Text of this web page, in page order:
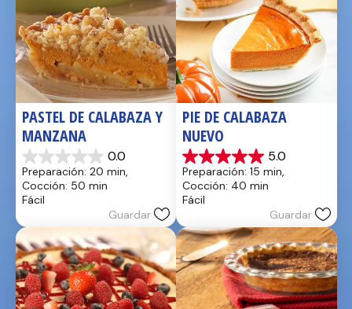
PASTEL DE CALABAZA Y
MANZANA
0.0
0.0
de
5
estrellas.
Preparación: 20 min,
Cocción: 50 min
Fácil
Guardar
PIE DE CALABAZA
NUEVO
5.0
5.0
de
5
estrellas.
reseña
Preparación: 15 min,
Cocción: 40 min
Fácil
Guardar